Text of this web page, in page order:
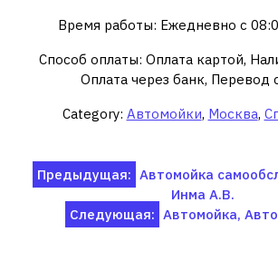
Время работы: Ежедневно с
Способ оплаты: Оплата картой,
Оплата через банк, Перевод
Category: Автомойки, Москва,
Навигация
записям
Предыдущая: Автомойка
Инма А.В.
Следующая: Автомойка,